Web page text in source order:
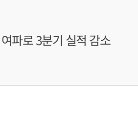
파로 3분기 실적 감소